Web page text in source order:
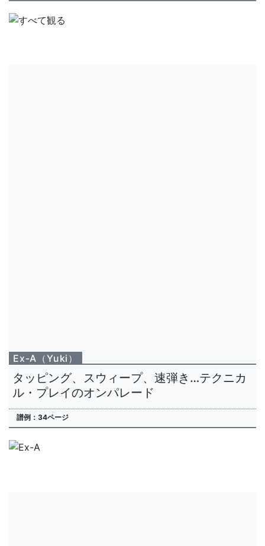
Ex-A（Yuki）
タッピング、スウィープ、速弾き…テクニカ
ル・プレイのオンパレード
譜例：34ページ